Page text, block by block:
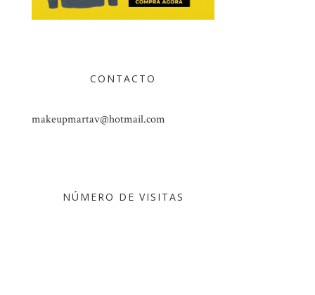
CONTACTO
makeupmartav@hotmail.com
NÚMERO DE VISITAS